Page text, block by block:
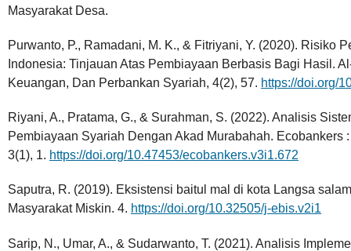
Masyarakat Desa.
Purwanto, P., Ramadani, M. K., & Fitriyani, Y. (2020). Risiko
Indonesia: Tinjauan Atas Pembiayaan Berbasis Bagi Hasil.
Keuangan, Dan Perbankan Syariah, 4(2), 57. https://doi.org/
Riyani, A., Pratama, G., & Surahman, S. (2022). Analisis
Pembiayaan Syariah Dengan Akad Murabahah. Ecobankers
3(1), 1. https://doi.org/10.47453/ecobankers.v3i1.672
Saputra, R. (2019). Eksistensi baitul mal di kota Langsa
Masyarakat Miskin. 4. https://doi.org/10.32505/j-ebis.v2i1
Sarip, N., Umar, A., & Sudarwanto, T. (2021). Analisis